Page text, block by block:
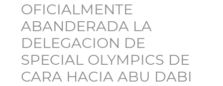
OFICIALMENTE
ABANDERADA LA
DELEGACION DE
SPECIAL OLYMPICS DE
CARA HACIA ABU DABI